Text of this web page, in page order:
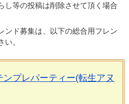
し等の投稿は削除させて頂く場合
ンド募集は、以下の総合用フレン
い。
プレパーティー(転生アヌ